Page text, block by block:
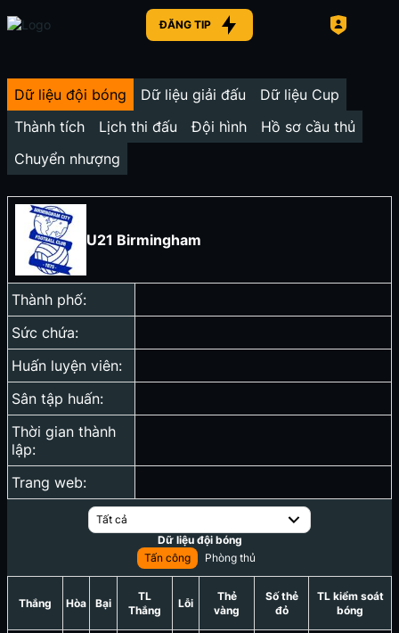
ĐĂNG TIP
Dữ liệu đội bóng Dữ liệu giải đấu
Dữ liệu Cup
Thành tích
Lịch thi đấu Đội hình
Hồ sơ cầu thủ
Chuyển nhượng
U21 Birmingham
Thành phố:
Sức chứa:
Huấn luyện viên:
Sân tập huấn:
Thời gian thành
lập:
Trang web:
Tất cả
Dữ liệu đội bóng
Tấn công
Phòng thủ
Thắng Hòa Bại
TL
Thắng
Lỗi
Thẻ
vàng
Số thẻ
đỏ
TL kiểm soát
bóng